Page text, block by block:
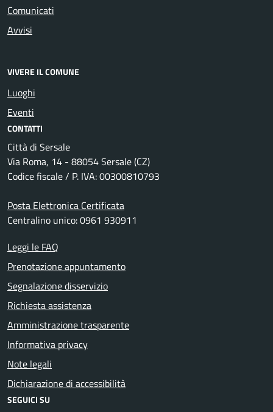
Comunicati
Avvisi
VIVERE IL COMUNE
Luoghi
Eventi
CONTATTI
Città di Sersale
Via Roma, 14 - 88054 Sersale (CZ)
Codice fiscale / P. IVA: 00300810793
Posta Elettronica Certificata
Centralino unico: 0961 930911
Leggi le FAQ
Prenotazione appuntamento
Segnalazione disservizio
Richiesta assistenza
Amministrazione trasparente
Informativa privacy
Note legali
Dichiarazione di accessibilità
SEGUICI SU